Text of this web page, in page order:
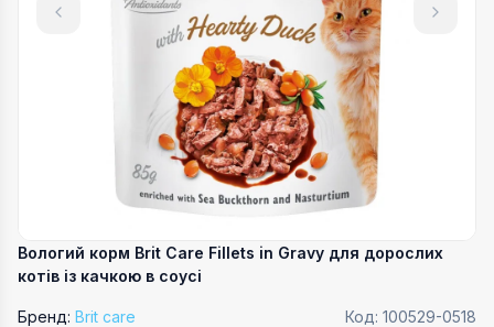
Вологий корм Brit Care Fillets in Gravy для дорослих
котів із качкою в соусі
Бренд: Brit care Код: 100529-0518